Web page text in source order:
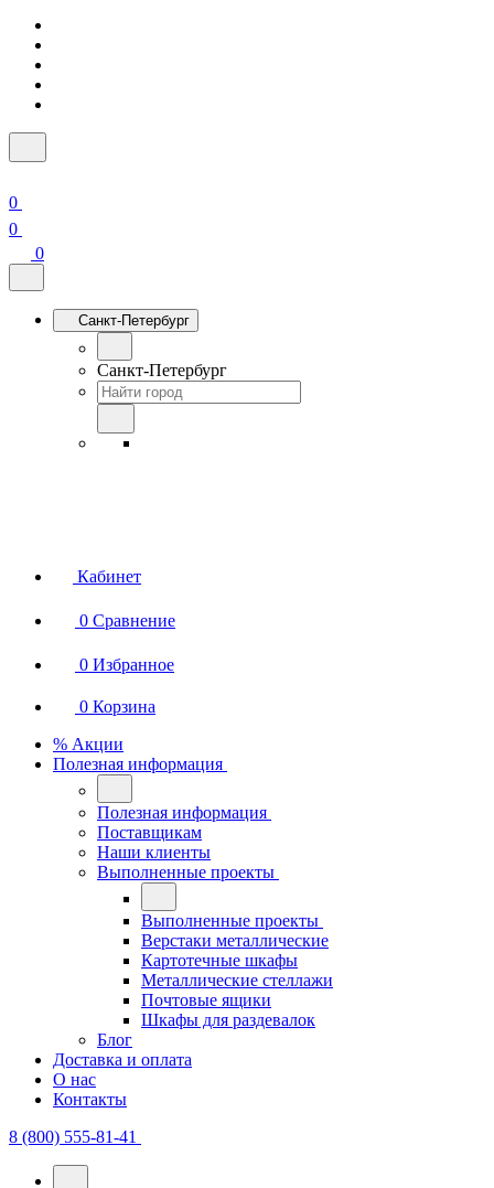
0
0
0
Санкт-Петербург
Санкт-Петербург
Кабинет
0 Сравнение
0 Избранное
0 Корзина
% Акции
Полезная информация
Полезная информация
Поставщикам
Наши клиенты
Выполненные проекты
Выполненные проекты
Верстаки металлические
Картотечные шкафы
Металлические стеллажи
Почтовые ящики
Шкафы для раздевалок
Блог
Доставка и оплата
О нас
Контакты
8 (800) 555-81-41